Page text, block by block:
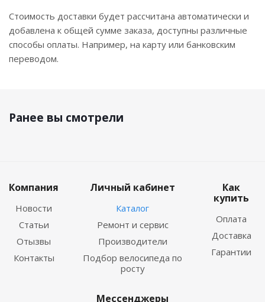
Стоимость доставки будет рассчитана автоматически и
добавлена к общей сумме заказа, доступны различные
способы оплаты. Например, на карту или банковским
переводом.
Ранее вы смотрели
Компания
Новости
Статьи
Отызвы
Контакты
Личный кабинет
Каталог
Ремонт и сервис
Производители
Подбор велосипеда по
росту
Как
купить
Оплата
Доставка
Гарантии
Мессенджеры